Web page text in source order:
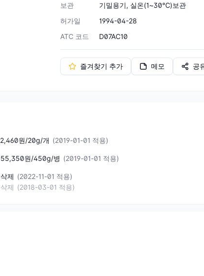
보관
기밀용기, 실온(1~30℃)보관
허가일
1994-04-28
ATC 코드
D07AC10
즐겨찾기 추가 메모 공
2,460원/20g/개 (2019-01-01 적용)
55,350원/450g/병 (2019-01-01 적용)
삭제 (2022-11-01 적용)
삭제 (2018-03-01 적용)